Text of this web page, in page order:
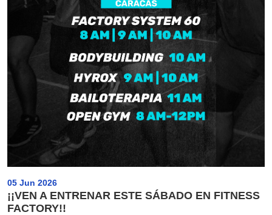
05 Jun 2026
¡¡VEN A ENTRENAR ESTE SÁBADO EN FITNESS
FACTORY!!